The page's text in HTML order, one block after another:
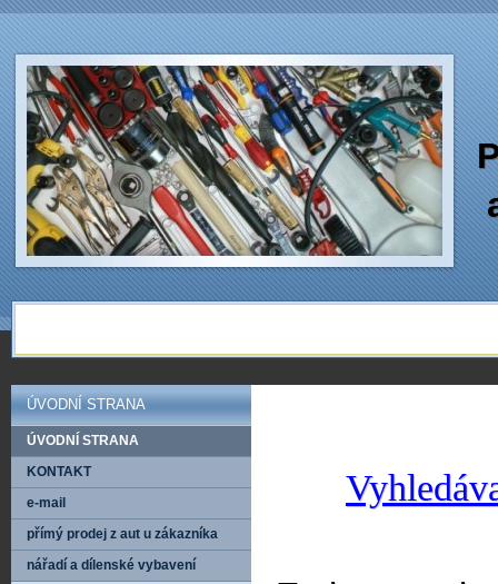
ÚVODNÍ STRANA
ÚVODNÍ STRANA
KONTAKT
e-mail
přímý prodej z aut u zákazníka
nářadí a dílenské vybavení